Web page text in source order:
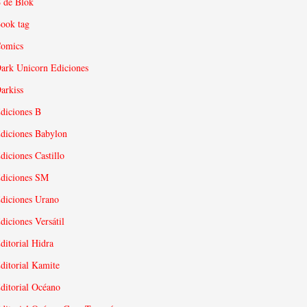
tag
Unicorn Ediciones
B
Babylon
Castillo
SM
Urano
Versátil
Hidra
Kamite
Océano